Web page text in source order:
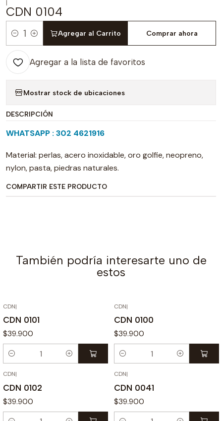
|
CDN 0104
Cantidad
Agregar al Carrito Comprar ahora
Agregar a la lista de favoritos
Mostrar stock de ubicaciones
DESCRIPCIÓN
WHATSAPP : 302 4621916
Material: perlas, acero inoxidable, oro golfie, neopreno,
nylon, pasta, piedras naturales.
COMPARTIR ESTE PRODUCTO
También podría interesarte uno de
estos
CDN|
CDN 0101
$39.900
Cantidad
CDN|
CDN 0100
$39.900
Cantidad
CDN|
CDN 0102
$39.900
CDN|
CDN 0041
$39.900